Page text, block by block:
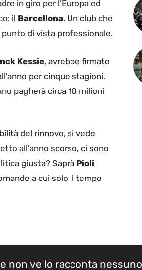
in giro per l’Europa ed
il Barcellona. Un club che
di vista professionale.
Kessie, avrebbe firmato
per cinque stagioni.
pagherà circa 10 milioni
del rinnovo, si vede
all’anno scorso, ci sono
giusta? Saprà Pioli
a cui solo il tempo
non ve lo racconta nessuno